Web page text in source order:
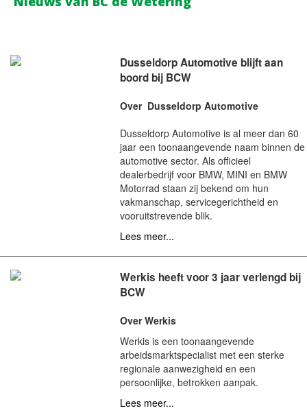
Dusseldorp Automotive blijft aan
boord bij BCW
Over Dusseldorp Automotive
Dusseldorp Automotive is al meer dan 60
jaar een toonaangevende naam binnen de
automotive sector. Als officieel
dealerbedrijf voor BMW, MINI en BMW
Motorrad staan zij bekend om hun
vakmanschap, servicegerichtheid en
vooruitstrevende blik.
Lees meer...
Werkis heeft voor 3 jaar verlengd bij
BCW
Over Werkis
Werkis is een toonaangevende
arbeidsmarktspecialist met een sterke
regionale aanwezigheid en een
persoonlijke, betrokken aanpak.
Lees meer...